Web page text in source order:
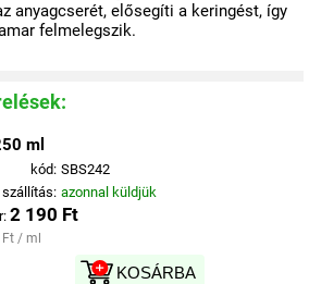
anyagcserét, elősegíti a keringést, így
felmelegszik.
ml
kód: SBS242
szállítás: azonnal küldjük
2 190 Ft
/ ml
KOSÁRBA